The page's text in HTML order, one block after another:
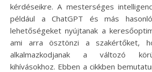
kérdéseikre. A mesterséges
például a ChatGPT és más
lehetőségeket nyújtanak a
ami arra ösztönzi a szakértőket,
alkalmazkodjanak a változó
kihívásokhoz. Ebben a cikkben